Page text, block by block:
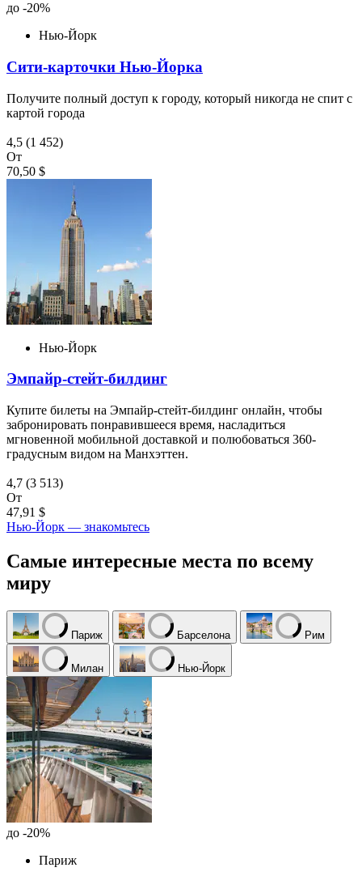
до -20%
Нью-Йорк
Сити-карточки Нью-Йорка
Получите полный доступ к городу, который никогда не спит с
картой города
4,5 (1 452)
От
70,50 $
Нью-Йорк
Эмпайр-стейт-билдинг
Купите билеты на Эмпайр-стейт-билдинг онлайн, чтобы
забронировать понравившееся время, насладиться
мгновенной мобильной доставкой и полюбоваться 360-
градусным видом на Манхэттен.
4,7 (3 513)
От
47,91 $
Нью-Йорк — знакомьтесь
Самые интересные места по всему
миру
Париж Барселона Рим
Милан Нью-Йорк
до -20%
Париж